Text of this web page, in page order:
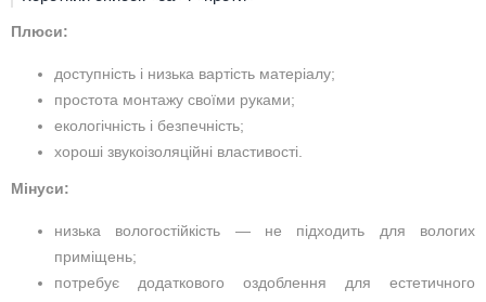
Плюси:
доступність і низька вартість матеріалу;
простота монтажу своїми руками;
екологічність і безпечність;
хороші звукоізоляційні властивості.
Мінуси:
низька вологостійкість — не підходить для вологих
приміщень;
потребує додаткового оздоблення для естетичного